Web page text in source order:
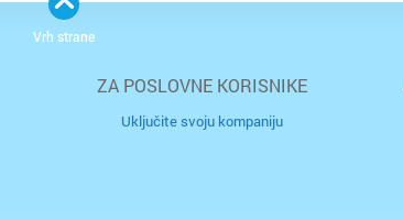
ZA POSLOVNE KORISNIKE
Uključite svoju kompaniju
Vrh strane